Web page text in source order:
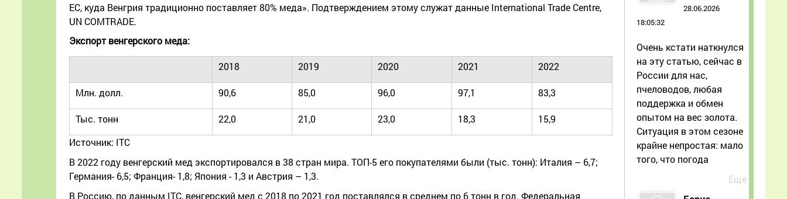
ЕС, куда Венгрия традиционно поставляет 80% меда». Подтверждением этому служат данные International Trade Centre,
UN COMTRADE.
Экспорт венгерского меда:
2018 2019 2020 2021 2022
Млн. долл. 90,6 85,0 96,0 97,1 83,3
Тыс. тонн 22,0 21,0 23,0 18,3
15,9
Источник: ITC
В 2022 году венгерский мед экспортировался в 38 стран мира. ТОП-5 его покупателями были (тыс. тонн): Италия – 6,7;
Германия- 6,5; Франция- 1,8; Япония - 1,3 и Австрия – 1,3.
В Россию, по данным ITC, венгерский мед с 2018 по 2021 год поставлялся в среднем по 6 тонн в год. Федеральная
28.06.2026
18:05:32
Очень кстати наткнулся
на эту статью, сейчас в
России для нас,
пчеловодов, любая
поддержка и обмен
опытом на вес золота.
Ситуация в этом сезоне
крайне непростая: мало
того, что погода
Еще